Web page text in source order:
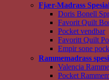
Fjær-Madrass
Doris Bonell
Favorit Quilt
Pocket vendbar
Favoritt Quilt
Empir sone
Rammemadrass
Valencia
Pocket